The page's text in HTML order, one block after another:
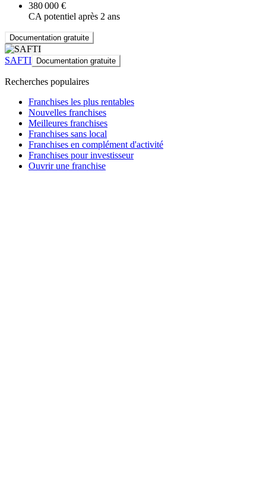
380 000 €
CA potentiel après 2 ans
Documentation gratuite
SAFTI Documentation gratuite
Recherches populaires
Franchises les plus rentables
Nouvelles franchises
Meilleures franchises
Franchises sans local
Franchises en complément d'activité
Franchises pour investisseur
Ouvrir une franchise